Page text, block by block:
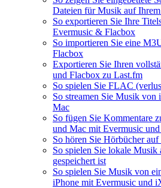
Dateien für Musik auf
So exportieren Sie Ihre
Evermusic & Flacbox
So importieren Sie eine
Flacbox
Exportieren Sie Ihren
und Flacbox zu Last.fm
So spielen Sie FLAC
So streamen Sie Musik
Mac
So fügen Sie Kommentare
und Mac mit Evermusic
So hören Sie Hörbücher
So spielen Sie lokale
gespeichert ist
So spielen Sie Musik von
iPhone mit Evermusic und